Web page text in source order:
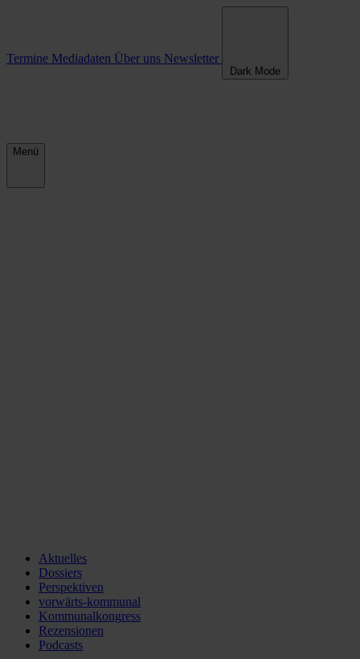
Termine Mediadaten Über uns Newsletter
Dark Mode
Menü
Aktuelles
Dossiers
Perspektiven
vorwärts-kommunal
Kommunalkongress
Rezensionen
Podcasts